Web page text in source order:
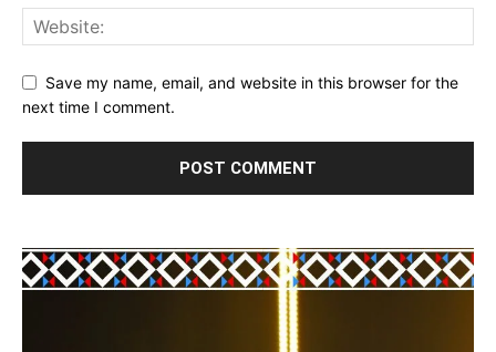
Save my name, email, and website in this browser for the
next time I comment.